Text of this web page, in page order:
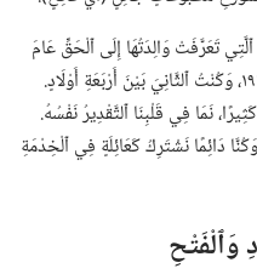
ٱلَّتِي تَعَرَّفَتْ وَالِدَتُهَا إِلَى ٱلْحَقِّ عَامَ
١٩٠٨.‏ وَأَنَا وُلِدْتُ فِي ٢٤ نَيْسَانَ (‏إِبْرِيل)‏ ١٩٣١،‏ وَكُنْتُ ٱلثَّانِيَ بَيْنَ أَرْبَعَةِ أَوْلَادٍ.‏
نَمَا فِي قَلْبِنَا ٱلتَّقْدِيرُ نَفْسُهُ.‏
دَائِمًا نَشْتَرِكُ كَعَائِلَةٍ فِي ٱلْخِدْمَةِ